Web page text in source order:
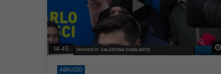
14:45
ABRUZZO